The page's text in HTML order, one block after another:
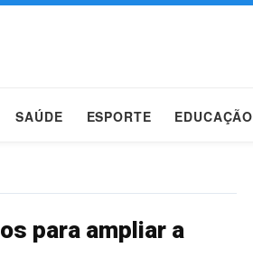
SAÚDE ESPORTE EDUCAÇÃO
para ampliar a